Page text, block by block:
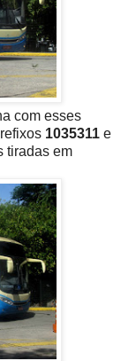
com esses
1035311 e
tiradas em